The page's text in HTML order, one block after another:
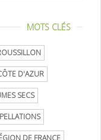
MOTS CLÉS
D'AZUR
SECS
DE FRANCE